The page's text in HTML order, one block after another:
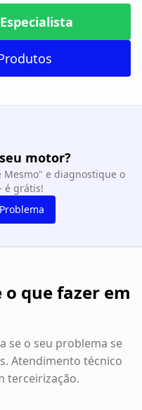
motor?
Mesmo" e diagnostique o
é grátis!
que fazer em
se o seu problema se
Atendimento técnico
terceirização.